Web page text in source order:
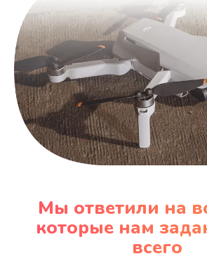
Мы ответили на
которые нам
всего